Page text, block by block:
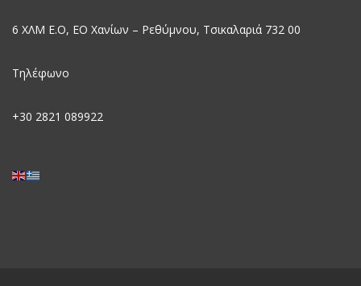
6 ΧΛΜ Ε.Ο, EO Χανίων – Ρεθύμνου, Τσικαλαριά 732 00
Τηλέφωνο
+30 2821 089922